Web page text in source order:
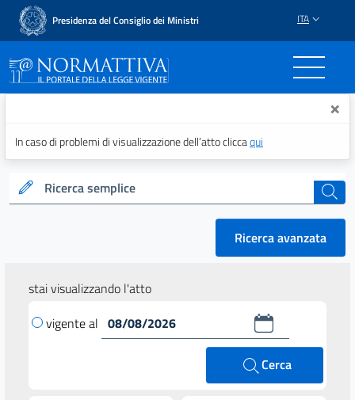
Presidenza del Consiglio dei Ministri ITA
Normattiva - Il portale ×
In caso di problemi di visualizzazione dell’atto cliccaqui
Ricerca semplice cerca
Ricerca avanzata
stai visualizzando l'atto
vigente al
Cerca